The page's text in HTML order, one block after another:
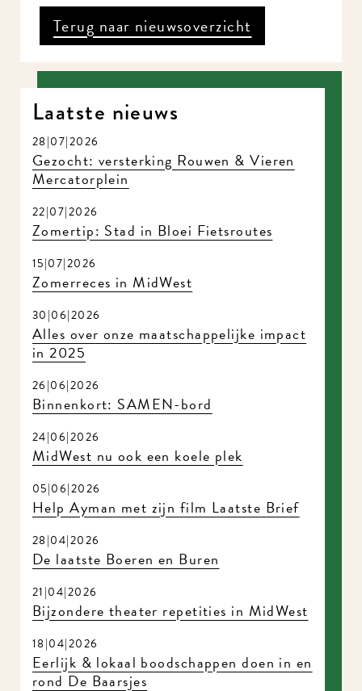
Terug naar nieuwsoverzicht
Laatste nieuws
28|07|2026
Gezocht: versterking Rouwen & Vieren
Mercatorplein
22|07|2026
Zomertip: Stad in Bloei Fietsroutes
15|07|2026
Zomerreces in MidWest
30|06|2026
Alles over onze maatschappelijke impact
in 2025
26|06|2026
Binnenkort: SAMEN-bord
24|06|2026
MidWest nu ook een koele plek
05|06|2026
Help Ayman met zijn film Laatste Brief
28|04|2026
De laatste Boeren en Buren
21|04|2026
Bijzondere theater repetities in MidWest
18|04|2026
Eerlijk & lokaal boodschappen doen in
en rond De Baarsjes
Ik wil MidWest-
nieuws!
Meld je aan voor onze nieuwsbrief en mis nooit meer iets in
MidWest.